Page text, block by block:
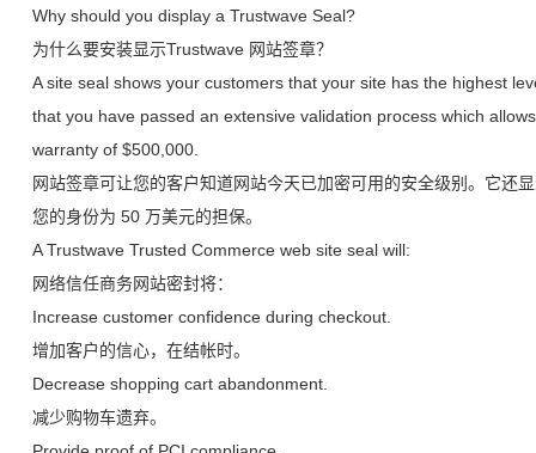
Why should you display a Trustwave Seal?
为什么要安装显示Trustwave 网站签章？
A site seal shows your customers that your site has the highest
that you have passed an extensive validation process which
warranty of $500,000.
网站签章可让您的客户知道网站今天已加密可用的安全级别。它还
您的身份为 50 万美元的担保。
A Trustwave Trusted Commerce web site seal will:
网络信任商务网站密封将：
Increase customer confidence during checkout.
增加客户的信心，在结帐时。
Decrease shopping cart abandonment.
减少购物车遗弃。